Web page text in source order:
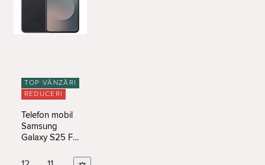
TOP VÂNZĂRI
REDUCERI
Telefon mobil
Samsung
Galaxy S25 FE
Jetblack